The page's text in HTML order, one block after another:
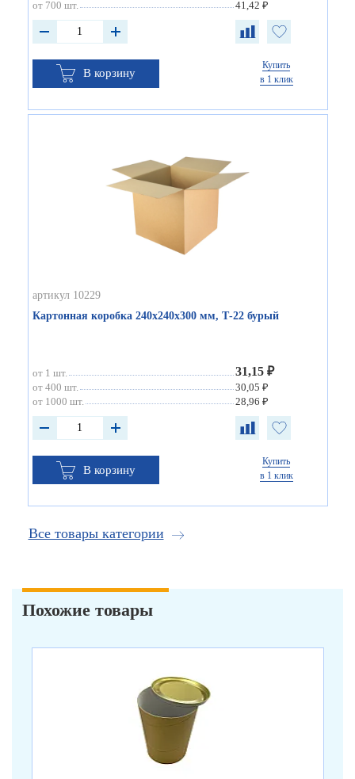
от 700 шт. 41,42 ₽
В корзину
Купить
в 1 клик
артикул 10229
Картонная коробка 240х240х300 мм, Т-22 бурый
от 1 шт. 31,15 ₽
от 400 шт.
30,05 ₽
от 1000 шт.
28,96 ₽
В корзину
Купить
в 1 клик
Все товары категории
Похожие товары